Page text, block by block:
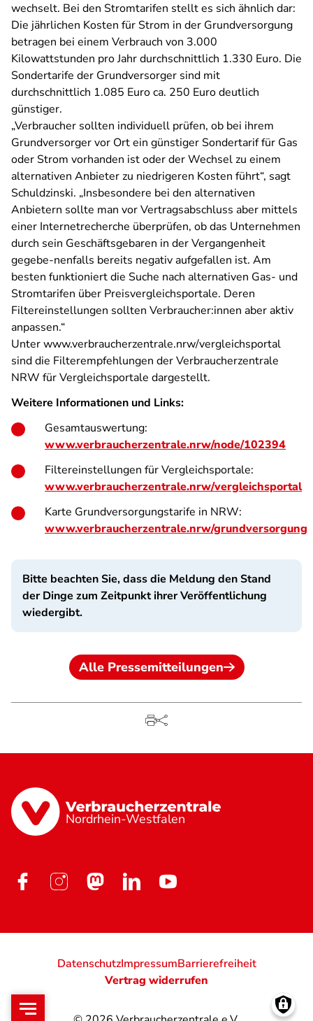
wechselt. Bei den Stromtarifen stellt es sich ähnlich dar:
Die jährlichen Kosten für Strom in der Grundversorgung
betragen bei einem Verbrauch von 3.000
Kilowattstunden pro Jahr durchschnittlich 1.330 Euro. Die
Sondertarife der Grundversorger sind mit
durchschnittlich 1.085 Euro ca. 250 Euro deutlich
günstiger.
„Verbraucher sollten individuell prüfen, ob bei ihrem
Grundversorger vor Ort ein günstiger Sondertarif für Gas
oder Strom vorhanden ist oder der Wechsel zu einem
alternativen Anbieter zu niedrigeren Kosten führt“, sagt
Schuldzinski. „Insbesondere bei den alternativen
Anbietern sollte man vor Vertragsabschluss aber mittels
einer Internetrecherche überprüfen, ob das Unternehmen
durch sein Geschäftsgebaren in der Vergangenheit
gegebe-nenfalls bereits negativ aufgefallen ist. Am
besten funktioniert die Suche nach alternativen Gas- und
Stromtarifen über Preisvergleichsportale. Deren
Filtereinstellungen sollten Verbraucher:innen aber aktiv
anpassen.“
Unter www.verbraucherzentrale.nrw/vergleichsportal
sind die Filterempfehlungen der Verbraucherzentrale
NRW für Vergleichsportale dargestellt.
Weitere Informationen und Links:
Gesamtauswertung:
www.verbraucherzentrale.nrw/node/102394
Filtereinstellungen für Vergleichsportale:
www.verbraucherzentrale.nrw/vergleichsportal
Karte Grundversorgungstarife in NRW:
www.verbraucherzentrale.nrw/grundversorgung
Bitte beachten Sie, dass die Meldung den Stand
der Dinge zum Zeitpunkt ihrer Veröffentlichung
wiedergibt.
Alle Pressemitteilungen
Nordrhein-Westfalen
DatenschutzImpressumBarrierefreiheit
Vertrag widerrufen